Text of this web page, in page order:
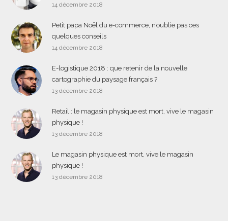
14 décembre 2018
Petit papa Noël du e-commerce, n’oublie pas ces
quelques conseils
14 décembre 2018
E-logistique 2018 : que retenir de la nouvelle
cartographie du paysage français ?
13 décembre 2018
Retail : le magasin physique est mort, vive le magasin
physique !
13 décembre 2018
Le magasin physique est mort, vive le magasin
physique !
13 décembre 2018